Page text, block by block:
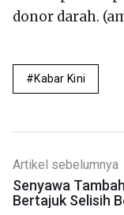
donor darah.
Kabar Kini
Artikel sebelumnya
Senyawa
Bertajuk Selisih